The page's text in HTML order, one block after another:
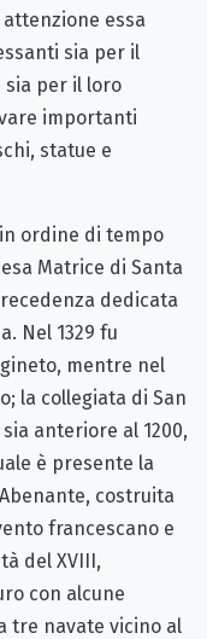
essa
sia per il
sia per il loro
importanti
statue e
ordine di tempo
Matrice di Santa
dedicata
Nel 1329 fu
mentre nel
la collegiata di San
anteriore al 1200,
è presente la
costruita
francescano e
del XVIII,
con alcune
tre navate vicino al